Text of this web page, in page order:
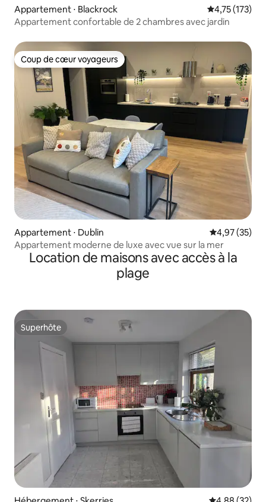
Appartement ⋅ Blackrock Évaluation
4,75 (173)
Appartement confortable de 2 chambres avec jardin
Coup de cœur voyageurs
Coup de cœur voyageurs
Appartement ⋅ Dublin Évaluation
4,97 (35)
Appartement moderne de luxe avec vue sur la mer
Location de maisons avec accès à la
plage
Superhôte
Superhôte